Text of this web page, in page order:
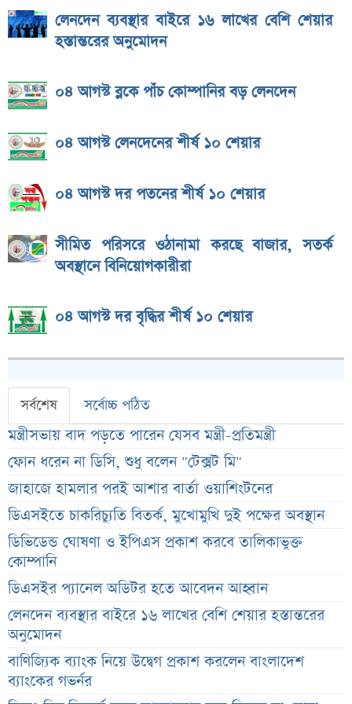
লেনদেন ব্যবস্থার বাইরে ১৬ লাখের বেশি শেয়ার
হস্তান্তরের অনুমোদন
০৪ আগস্ট ব্লকে পাঁচ কোম্পানির বড় লেনদেন
০৪ আগস্ট লেনদেনের শীর্ষ ১০ শেয়ার
০৪ আগস্ট দর পতনের শীর্ষ ১০ শেয়ার
সীমিত পরিসরে ওঠানামা করছে বাজার, সতর্ক
অবস্থানে বিনিয়োগকারীরা
০৪ আগস্ট দর বৃদ্ধির শীর্ষ ১০ শেয়ার
সর্বশেষ সর্বোচ্চ পঠিত
মন্ত্রীসভায় বাদ পড়তে পারেন যেসব মন্ত্রী-প্রতিমন্ত্রী
ফোন ধরেন না ডিসি, শুধু বলেন "টেক্সট মি"
জাহাজে হামলার পরই আশার বার্তা ওয়াশিংটনের
ডিএসইতে চাকরিচ্যুতি বিতর্ক, মুখোমুখি দুই পক্ষের অবস্থান
ডিভিডেন্ড ঘোষণা ও ইপিএস প্রকাশ করবে তালিকাভুক্ত
কোম্পানি
ডিএসইর প্যানেল অডিটর হতে আবেদন আহ্বান
লেনদেন ব্যবস্থার বাইরে ১৬ লাখের বেশি শেয়ার হস্তান্তরের
অনুমোদন
বাণিজ্যিক ব্যাংক নিয়ে উদ্বেগ প্রকাশ করলেন বাংলাদেশ
ব্যাংকের গভর্নর